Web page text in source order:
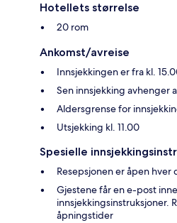
Hotellets størrelse
20 rom
Ankomst/avreise
Innsjekkingen er fra kl.
Sen innsjekking avhenger
Aldersgrense for
Utsjekking kl. 11.00
Spesielle
Resepsjonen er åpen hver
Gjestene får en e-post
innsjekkingsinstruksjoner.
åpningstider